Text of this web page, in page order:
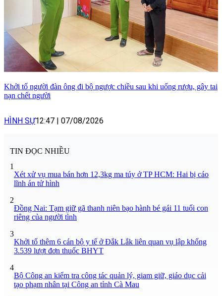
Khởi tố người đàn ông đi bộ ngược chiều sau khi uống rượu, gây tai
nạn chết người
HÌNH SỰ12:47 07/08/2026
TIN ĐỌC NHIỀU
1
Xét xử vụ mua bán hơn 12,3kg ma túy ở TP HCM: Hai bị cáo
lĩnh án tử hình
2
Đồng Nai: Tạm giữ gã thanh niên bạo hành bé gái 11 tuổi con
riêng của người tình
3
Khởi tố thêm 6 cán bộ y tế ở Đắk Lắk liên quan vụ lập khống
3.539 lượt đơn thuốc BHYT
4
Bộ Công an kiểm tra công tác quản lý, giam giữ, giáo dục cải
tạo phạm nhân tại Công an tỉnh Cà Mau